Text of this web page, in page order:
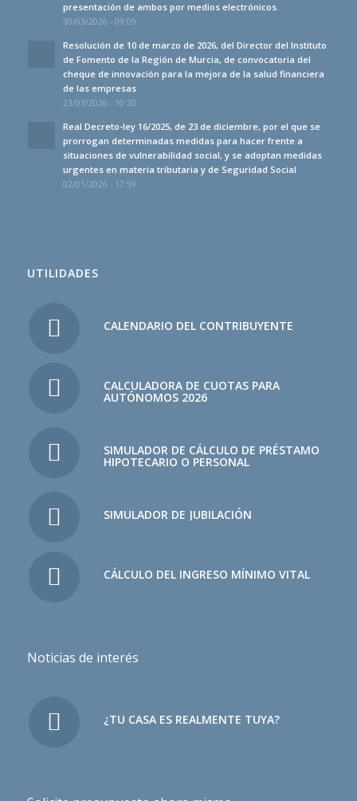
presentación de ambos por medios electrónicos.
30/03/2026 - 09:09
Resolución de 10 de marzo de 2026, del Director del Instituto
de Fomento de la Región de Murcia, de convocatoria del
cheque de innovación para la mejora de la salud financiera
de las empresas
23/03/2026 - 10:20
Real Decreto-ley 16/2025, de 23 de diciembre, por el que se
prorrogan determinadas medidas para hacer frente a
situaciones de vulnerabilidad social, y se adoptan medidas
urgentes en materia tributaria y de Seguridad Social
02/01/2026 - 17:59
UTILIDADES
CALENDARIO DEL CONTRIBUYENTE
CALCULADORA DE CUOTAS PARA
AUTÓNOMOS 2026
SIMULADOR DE CÁLCULO DE PRÉSTAMO
HIPOTECARIO O PERSONAL
SIMULADOR DE JUBILACIÓN
CÁLCULO DEL INGRESO MÍNIMO VITAL
Noticias de interés
¿TU CASA ES REALMENTE TUYA?